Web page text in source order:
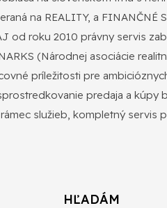
na REALITY, a FINANČNÉ
od roku 2010 právny servis
(Národnej asociácie
príležitosti pre
predaja a kúpy
služieb, kompletný servis
HĽADÁM